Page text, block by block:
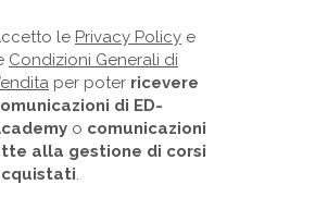
le Privacy Policy e
Condizioni Generali di
per poter ricevere
di ED-
o comunicazioni
alla gestione di corsi
.